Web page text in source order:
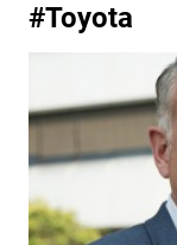
#Toyota